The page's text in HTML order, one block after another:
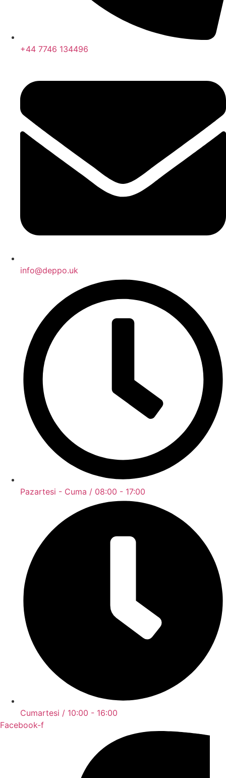
+44 7746 134496
info@deppo.uk
Pazartesi - Cuma / 08:00 - 17:00
Cumartesi / 10:00 - 16:00
Facebook-f